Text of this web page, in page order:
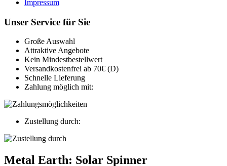
Impressum
Unser Service für Sie
Große Auswahl
Attraktive Angebote
Kein Mindestbestellwert
Versandkostenfrei ab 70€ (D)
Schnelle Lieferung
Zahlung möglich mit:
Zustellung durch:
Metal Earth: Solar Spinner